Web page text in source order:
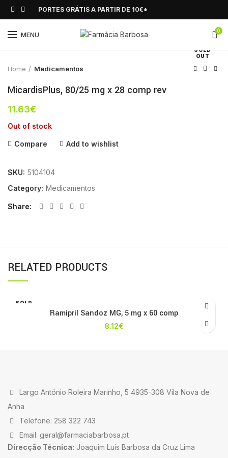
PORTES GRÁTIS A PARTIR DE 10€*
MENU 0
SOLD
OUT
Click to enlarge
Home Medicamentos
MicardisPlus, 80/25 mg x 28 comp rev
11.63€
Out of stock
Compare Add to wishlist
SKU: 5104104
Category: Medicamentos
Share
RELATED PRODUCTS
SOLD
Ramipril Sandoz MG, 5 mg x 60 comp
8.12€
Largo António Roleira Marinho, 5 4935-308 Vila Nova de
Anha
Telefone: 258 322 743
Email: geral@farmaciabarbosa.pt
Direcção Técnica: Joaquim Luis Barbosa da Cruz Lima